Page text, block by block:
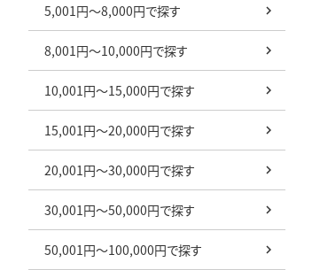
5,001円～8,000円で探す
8,001円～10,000円で探す
10,001円～15,000円で探す
15,001円～20,000円で探す
20,001円～30,000円で探す
30,001円～50,000円で探す
50,001円～100,000円で探す